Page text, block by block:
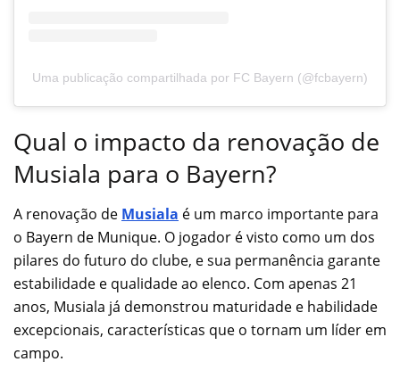
Uma publicação compartilhada por FC Bayern (@fcbayern)
Qual o impacto da renovação de
Musiala para o Bayern?
A renovação de Musiala é um marco importante para
o Bayern de Munique. O jogador é visto como um dos
pilares do futuro do clube, e sua permanência garante
estabilidade e qualidade ao elenco. Com apenas 21
anos, Musiala já demonstrou maturidade e habilidade
excepcionais, características que o tornam um líder em
campo.